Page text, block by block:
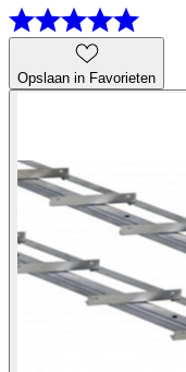
Opslaan in Favorieten